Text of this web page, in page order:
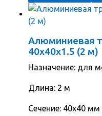
Алюминиевая
40х40х1.5 (2 м)
​Назначение: для
Длина: 2 м
Сечение: 40х40 мм